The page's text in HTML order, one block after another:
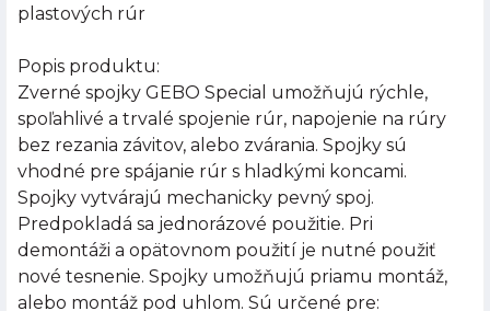
plastových rúr
Popis produktu:
Zverné spojky GEBO Special umožňujú rýchle,
spoľahlivé a trvalé spojenie rúr, napojenie na rúry
bez rezania závitov, alebo zvárania. Spojky sú
vhodné pre spájanie rúr s hladkými koncami.
Spojky vytvárajú mechanicky pevný spoj.
Predpokladá sa jednorázové použitie. Pri
demontáži a opätovnom použití je nutné použiť
nové tesnenie. Spojky umožňujú priamu montáž,
alebo montáž pod uhlom. Sú určené pre: